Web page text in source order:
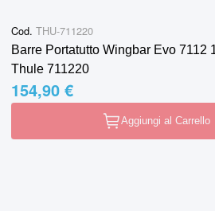
Cod. THU-711220
Barre Portatutto Wingbar Evo 7112
Thule 711220
154,90 €
Aggiungi al Carrello